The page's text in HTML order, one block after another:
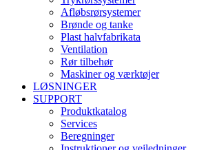
Afløbsrørsystemer
Brønde og tanke
Plast halvfabrikata
Ventilation
Rør tilbehør
Maskiner og værktøjer
LØSNINGER
SUPPORT
Produktkatalog
Services
Beregninger